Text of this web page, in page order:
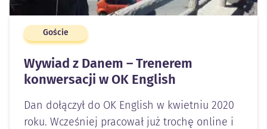
Goście
Wywiad z Danem – Trenerem
konwersacji w OK English
Dan dołączył do OK English w kwietniu 2020
roku. Wcześniej pracował już trochę online i